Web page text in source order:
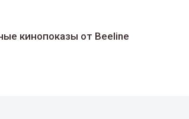
кинопоказы от Beeline